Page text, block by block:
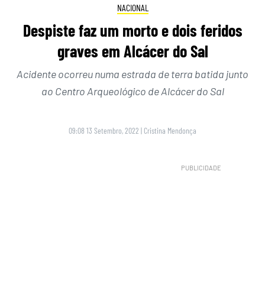
NACIONAL
Despiste faz um morto e dois feridos
graves em Alcácer do Sal
Acidente ocorreu numa estrada de terra batida junto
ao Centro Arqueológico de Alcácer do Sal
09:08 13 Setembro, 2022 | Cristina Mendonça